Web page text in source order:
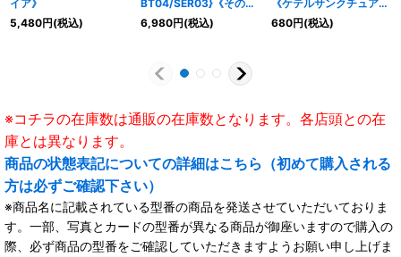
イア》
5,480円(税込)
BT04/SER03}《その
他》
6,980円(税込)
《ケテルサンクチュア
リ》
680円(税込)
※コチラの在庫数は通販の在庫数となります。各店頭との在
庫とは異なります。
商品の状態表記についての詳細はこちら（初めて購入される
方は必ずご確認下さい）
※商品名に記載されている型番の商品を発送させていただいておりま
す。一部、写真とカードの型番が異なる商品が御座いますので購入の
際、必ず商品の型番をご確認していただきますようお願い申し上げま